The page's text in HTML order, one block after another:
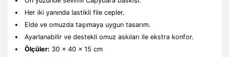
Her iki yanında lastikli file cepler.
Elde ve omuzda taşımaya uygun tasarım.
Ayarlanabilir ve destekli omuz askıları ile ekstra konfor.
Ölçüler: 30 x 40 x 15 cm